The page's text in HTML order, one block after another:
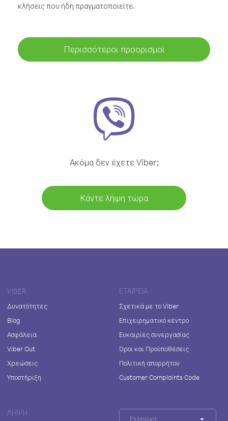
κλήσεις που ήδη πραγματοποιείτε.
Περισσότεροι προορισμοί
Ακόμα δεν έχετε Viber;
Κάντε λήψη τώρα
VIBER
Δυνατότητες
Blog
Ασφάλεια
Viber Out
Χρεώσεις
Υποστήριξη
ΕΤΑΙΡΕΊΑ
Σχετικά με το Viber
Επιχειρηματικό κέντρο
Ευκαιρίες συνεργασίας
Όροι και Προϋποθέσεις
Πολιτική απορρήτου
Customer Complaints Code
ΛΉΨΗ
Ελληνικά